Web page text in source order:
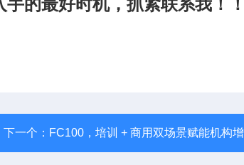
手的最好时机，抓紧联系我！
下一个： FC100，培训 + 商用双场景赋能机构